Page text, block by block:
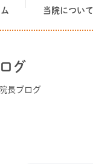
当院について
グ
院長ブログ